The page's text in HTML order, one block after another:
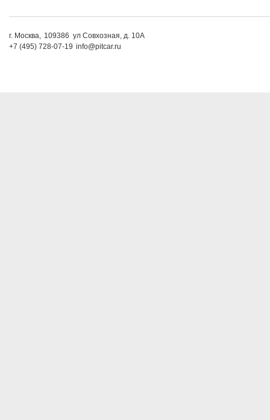
г. Москва, 109386 ул Совхозная, д. 10А
+7 (495) 728-07-19 info@pitcar.ru